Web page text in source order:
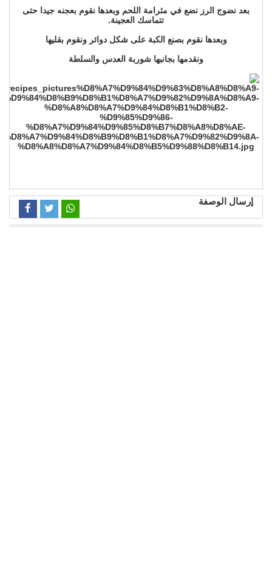
بعد نضوج الرز نضع في مثرامة اللحم وبعدها نقوم بعجنه جيدا حتى
تتماسك العجينة.
وبعدها نقوم بصنع الكبة على شكل دوائر ونقوم بقليها
ونقدمها بجانبها شوربة العدس والسلطة
إرسال الوصفة